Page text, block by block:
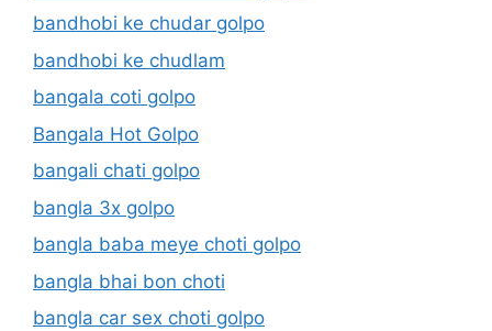
bandhobi ke chudar golpo
bandhobi ke chudlam
bangala coti golpo
Bangala Hot Golpo
bangali chati golpo
bangla 3x golpo
bangla baba meye choti golpo
bangla bhai bon choti
bangla car sex choti golpo